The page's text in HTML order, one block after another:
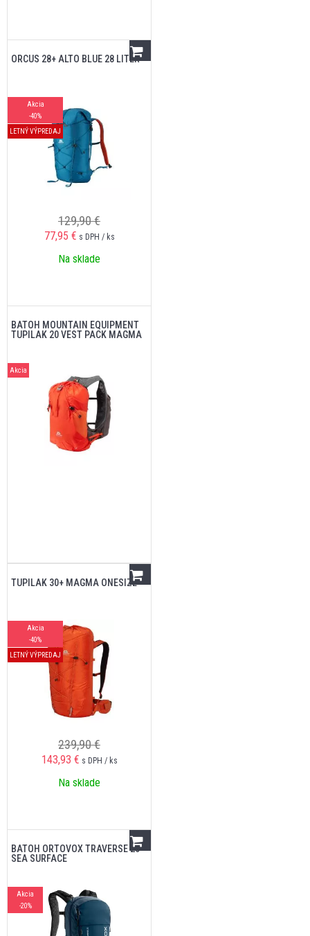
ORCUS 28+ ALTO BLUE 28 LITER
Akcia
-40%
LETNÝ VÝPREDAJ
129,90 €
77,95 € s DPH / ks
Na sklade
BATOH MOUNTAIN EQUIPMENT
TUPILAK 20 VEST PACK MAGMA
Akcia
TUPILAK 30+ MAGMA ONESIZE
Akcia
-40%
LETNÝ VÝPREDAJ
239,90 €
143,93 € s DPH / ks
Na sklade
BATOH ORTOVOX TRAVERSE 20
SEA SURFACE
Akcia
-20%